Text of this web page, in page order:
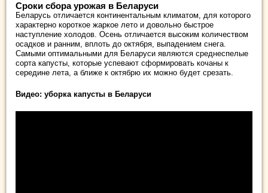
Сроки сбора урожая в Беларуси
Беларусь отличается континентальным климатом, для которого
характерно короткое жаркое лето и довольно быстрое
наступление холодов. Осень отличается высоким количеством
осадков и ранним, вплоть до октября, выпадением снега.
Самыми оптимальными для Беларуси являются среднеспелые
сорта капусты, которые успевают сформировать кочаны к
середине лета, а ближе к октябрю их можно будет срезать.
Видео: уборка капусты в Беларуси